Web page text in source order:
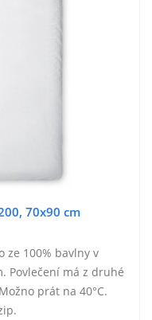
70x90 cm
ze 100% bavlny v
Povlečení má z druhé
prát na 40°C.